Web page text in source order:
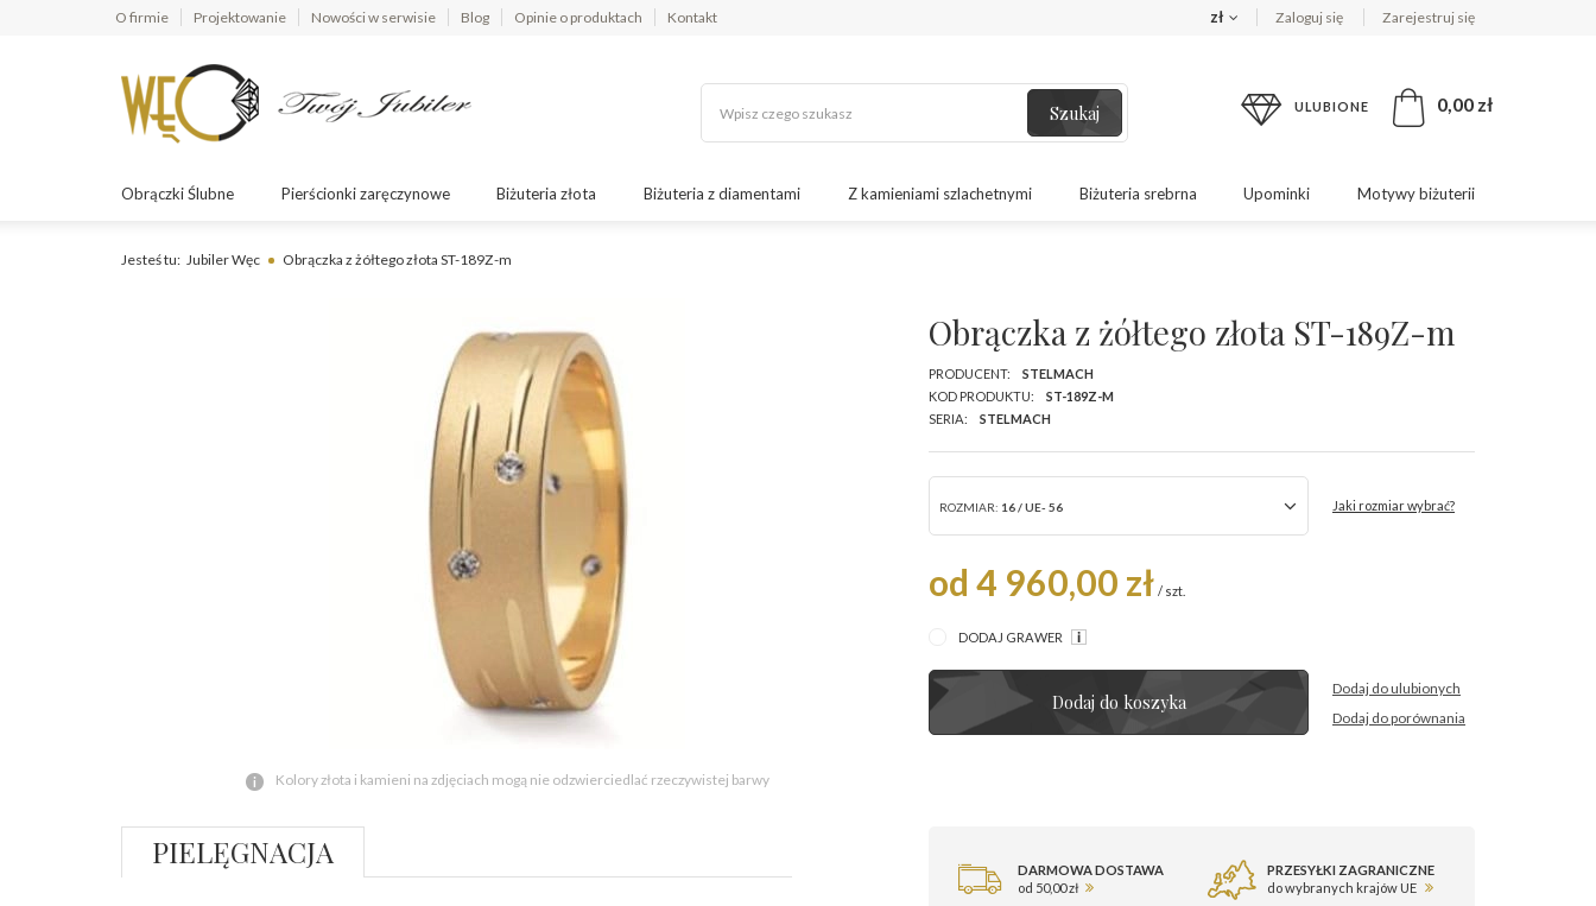
O firmie Projektowanie Nowości w serwisie Blog Opinie o produktach Kontakt zł Zaloguj się Zarejestruj się
Szukaj ULUBIONE 0,00 zł
Obrączki Ślubne Pierścionki zaręczynowe Biżuteria złota Biżuteria z diamentami Z kamieniami szlachetnymi Biżuteria srebrna Upominki Motywy biżuterii
Jesteś tu: Jubiler Węc Obrączka z żółtego złota ST-189Z-m
Kolory złota i kamieni na zdjęciach mogą nie odzwierciedlać rzeczywistej barwy
Obrączka z żółtego złota ST-189Z-m
PRODUCENT:
STELMACH
KOD PRODUKTU:
ST-189Z-M
SERIA:
STELMACH
ROZMIAR: 16 / UE- 56 Jaki rozmiar wybrać?
od 4 960,00 zł / szt.
DODAJ GRAWER
Dodaj do koszyka
Dodaj do ulubionych
Dodaj do porównania
DARMOWA DOSTAWA
od 50,00 zł
PRZESYŁKI ZAGRANICZNE
do wybranych krajów UE
PIELĘGNACJA